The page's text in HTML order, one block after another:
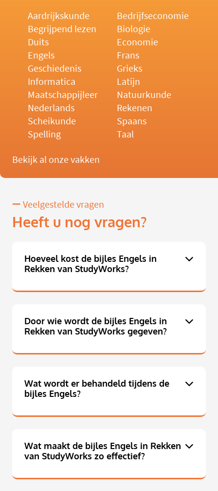
Aardrijkskunde
Bedrijfseconomie
Begrijpend lezen
Biologie
Duits
Economie
Engels
Frans
Geschiedenis
Grieks
Informatica
Latijn
Maatschappijleer
Natuurkunde
Nederlands
Rekenen
Scheikunde
Spaans
Spelling
Taal
Bekijk al onze vakken
Veelgestelde vragen
Heeft u nog vragen?
Hoeveel kost de bijles Engels in
Rekken van StudyWorks?
Door wie wordt de bijles Engels in
Rekken van StudyWorks gegeven?
Wat wordt er behandeld tijdens de
bijles Engels?
Wat maakt de bijles Engels in Rekken
van StudyWorks zo effectief?